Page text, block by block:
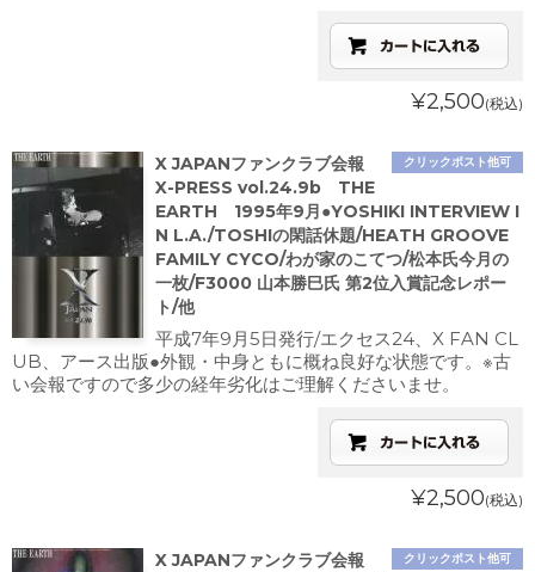
¥2,500(税込)
クリックポスト他可
X JAPANファンクラブ会報
X-PRESS vol.24.9b THE
EARTH 1995年9月●YOSHIKI INTERVIEW I
N L.A./TOSHIの閑話休題/HEATH GROOVE
FAMILY CYCO/わが家のこてつ/松本氏今月の
一枚/F3000 山本勝巳氏 第2位入賞記念レポー
ト/他
平成7年9月5日発行/エクセス24、X FAN CL
UB、アース出版●外観・中身ともに概ね良好な状態です。※古
い会報ですので多少の経年劣化はご理解くださいませ。
¥2,500(税込)
クリックポスト他可
X JAPANファンクラブ会報